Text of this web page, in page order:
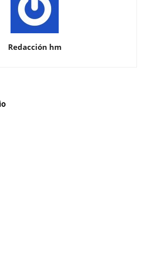
Redacción hm